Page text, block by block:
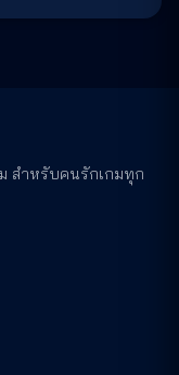
สำหรับคนรักเกมทุก